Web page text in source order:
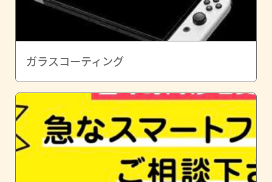
ガラスコーティング